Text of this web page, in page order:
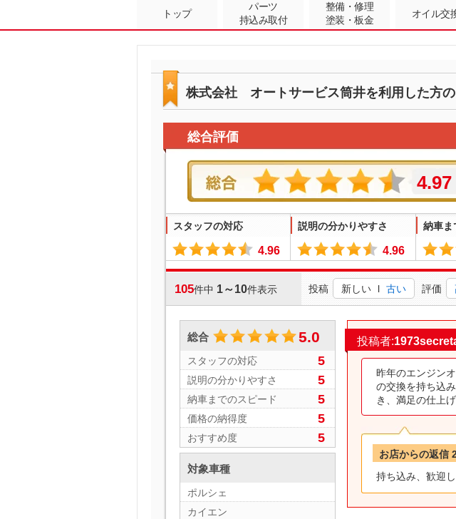
トップ
パーツ
持込み取付
整備・修理
塗装・板金
オイル交
株式会社 オートサービス筒井を利用した方の
総合評価
4.97
スタッフの対応 説明の分かりやすさ 納車ま
4.96 4.96
105件中 1～10件表示 投稿 新しい l 古い 評価
総合 5.0
スタッフの対応 5
説明の分かりやすさ 5
納車までのスピード 5
価格の納得度 5
おすすめ度 5
対象車種
ポルシェ
カイエン
投稿者:
昨年のエンジン
の交換を持ち込
き、満足の仕上
お店からの返信
持ち込み、歓迎